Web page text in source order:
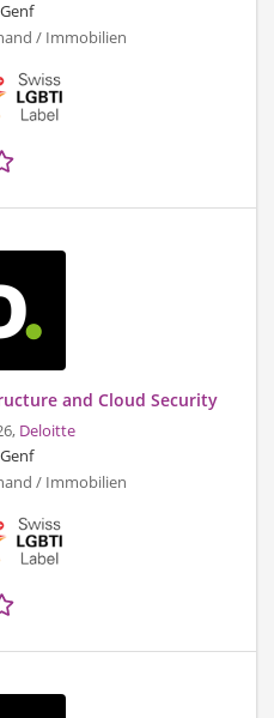
Genf
/ Immobilien
and Cloud Security
Deloitte
Genf
/ Immobilien